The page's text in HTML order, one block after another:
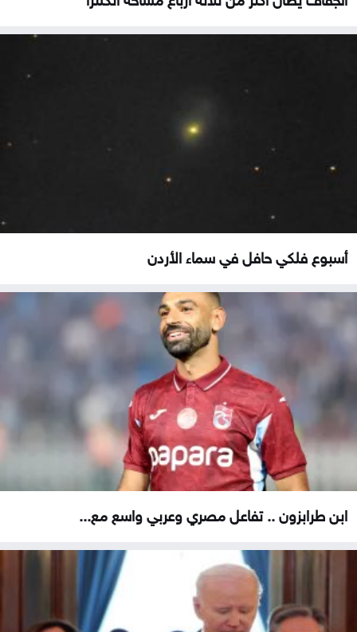
أسبوع فلكي حافل في سماء الأردن
ابن طرابزون .. تفاعل مصري وعربي واسع مع...